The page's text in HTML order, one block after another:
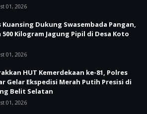
01, 2026
Kuansing Dukung Swasembada Pangan,
500 Kilogram Jagung Pipil di Desa Koto
01, 2026
HUT Kemerdekaan ke-81, Polres
Gelar Ekspedisi Merah Putih Presisi di
Belit Selatan
01, 2026